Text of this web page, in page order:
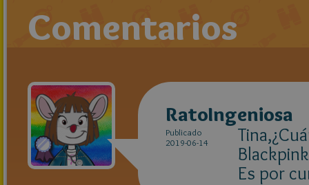
Comentarios
RatoIngeniosa
Publicado
2019-06-14
Es por